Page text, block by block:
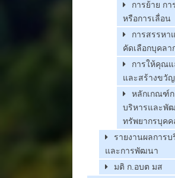
การย้าย กา
หรือการเลื่อน
การสรรหา
คัดเลือกบุคลา
การให้คุณ
และสร้างขวัญ
หลักเกณฑ์ก
บริหารและพั
ทรัพยากรบุคค
รายงานผลการบ
และการพัฒนา
มติ ก.อบต มส